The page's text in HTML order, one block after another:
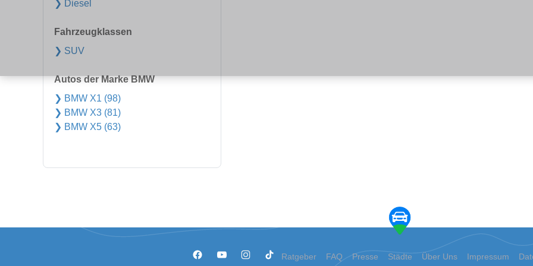
❯ Diesel
Fahrzeugklassen
❯ SUV
Autos der Marke BMW
❯ BMW X1 (98)
❯ BMW X3 (81)
❯ BMW X5 (63)
Ratgeber FAQ Presse Städte Über Uns Impressum